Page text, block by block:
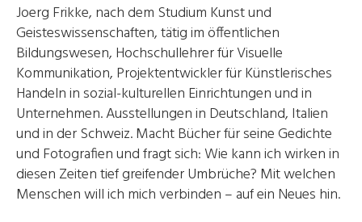
Joerg Frikke, nach dem Studium Kunst und
Geisteswissenschaften, tätig im öffentlichen
Bildungswesen, Hochschullehrer für Visuelle
Kommunikation, Projektentwickler für Künstlerisches
Handeln in sozial-kulturellen Einrichtungen und in
Unternehmen. Ausstellungen in Deutschland, Italien
und in der Schweiz. Macht Bücher für seine Gedichte
und Fotografien und fragt sich: Wie kann ich wirken in
diesen Zeiten tief greifender Umbrüche? Mit welchen
Menschen will ich mich verbinden – auf ein Neues hin.